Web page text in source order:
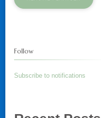
Follow
Subscribe to notifications